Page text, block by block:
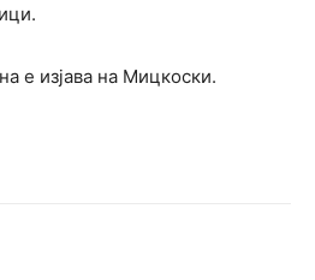
е изјава на Мицкоски.